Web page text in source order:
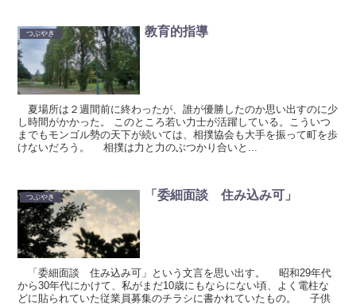
つぶやき 教育的指導
夏場所は２週間前に終わったが、誰が優勝したのか思い出すのに少
し時間がかかった。 このところ若い力士が活躍している。こういつ
までもモンゴル勢の天下が続いては、相撲協会も大手を振って町を歩
けないだろう。 相撲は力と力のぶつかり合いと...
つぶやき 「委細面談 住み込み可」
「委細面談 住み込み可」という文言を思い出す。 昭和29年代
から30年代にかけて、私がまだ10歳にもならにない頃、よく電柱な
どに貼られていた従業員募集のチラシに書かれていたもの。 子供